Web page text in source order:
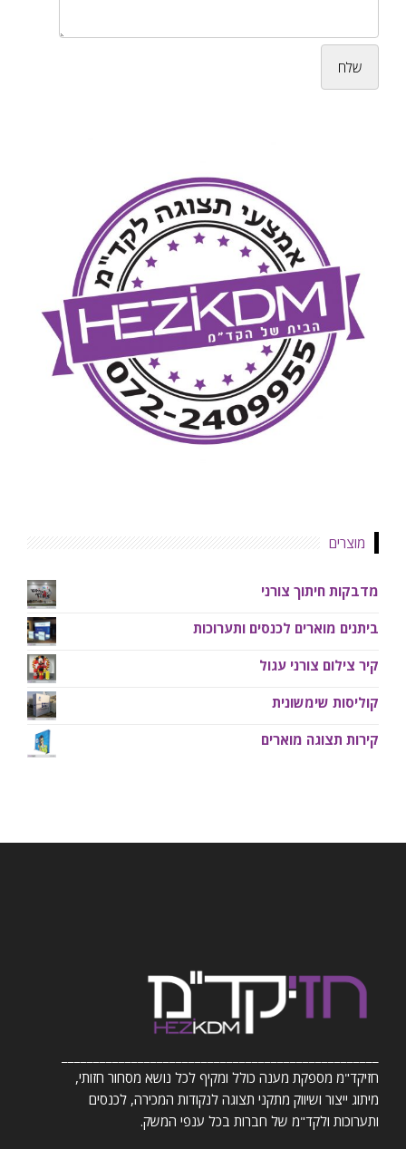
מוצרים
מדבקות חיתוך צורני
ביתנים מוארים לכנסים ותערוכות
קיר צילום צורני עגול
קוליסות שימשונית
קירות תצוגה מוארים
חזיקד"מ מספקת מענה כולל ומקיף לכל נושא מסחור חזותי,
מיתוג ייצור ושיווק מתקני תצוגה לנקודות המכירה, לכנסים
ותערוכות ולקד"מ של חברות בכל ענפי המשק.